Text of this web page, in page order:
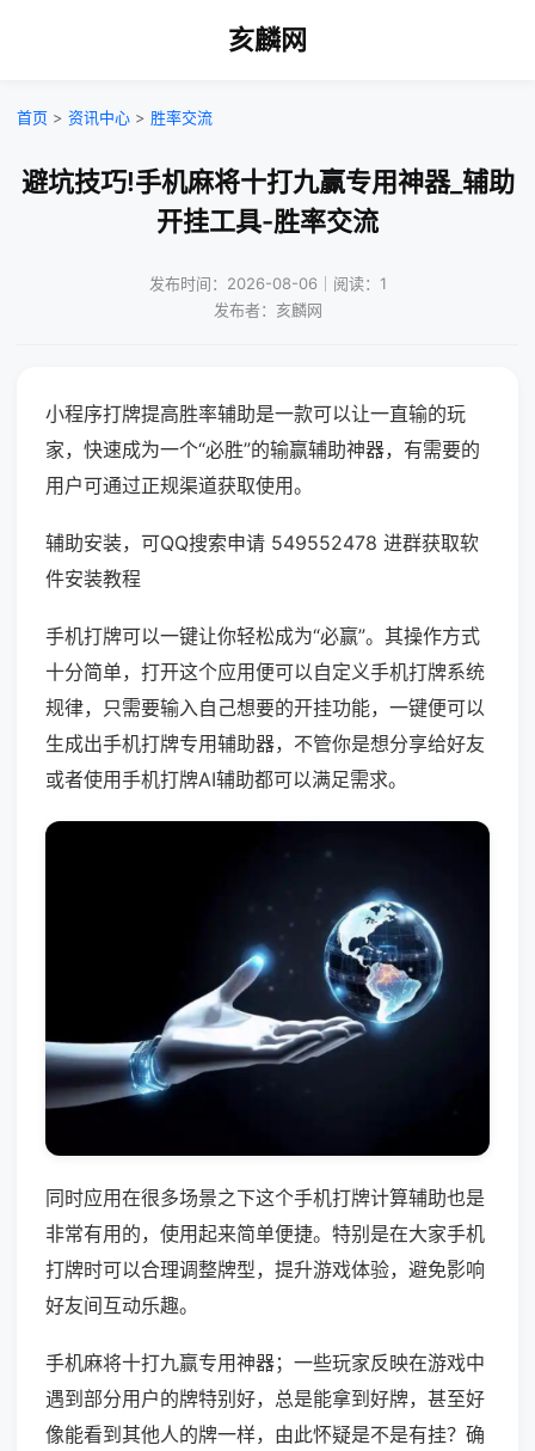
亥麟网
首页 > 资讯中心 > 胜率交流
避坑技巧!手机麻将十打九赢专用神器_辅助
开挂工具-胜率交流
发布时间：2026-08-06｜阅读：1
发布者：亥麟网
小程序打牌提高胜率辅助是一款可以让一直输的玩
家，快速成为一个“必胜”的输赢辅助神器，有需要的
用户可通过正规渠道获取使用。
辅助安装，可QQ搜索申请 549552478 进群获取软
件安装教程
手机打牌可以一键让你轻松成为“必赢”。其操作方式
十分简单，打开这个应用便可以自定义手机打牌系统
规律，只需要输入自己想要的开挂功能，一键便可以
生成出手机打牌专用辅助器，不管你是想分享给好友
或者使用手机打牌AI辅助都可以满足需求。
同时应用在很多场景之下这个手机打牌计算辅助也是
非常有用的，使用起来简单便捷。特别是在大家手机
打牌时可以合理调整牌型，提升游戏体验，避免影响
好友间互动乐趣。
手机麻将十打九赢专用神器；一些玩家反映在游戏中
遇到部分用户的牌特别好，总是能拿到好牌，甚至好
像能看到其他人的牌一样，由此怀疑是不是有挂？确